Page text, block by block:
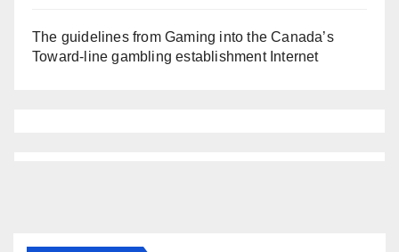
The guidelines from Gaming into the Canada’s
Toward-line gambling establishment Internet